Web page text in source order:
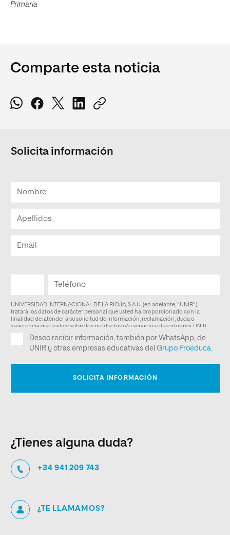
Primaria
Comparte esta noticia
Solicita información
¿Tienes alguna duda?
+34 941 209 743
¿TE LLAMAMOS?